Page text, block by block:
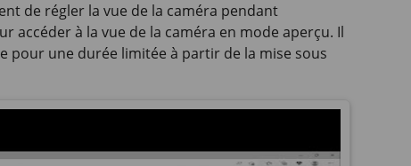
de régler la vue de la caméra pendant
accéder à la vue de la caméra en mode aperçu. Il
pour une durée limitée à partir de la mise sous